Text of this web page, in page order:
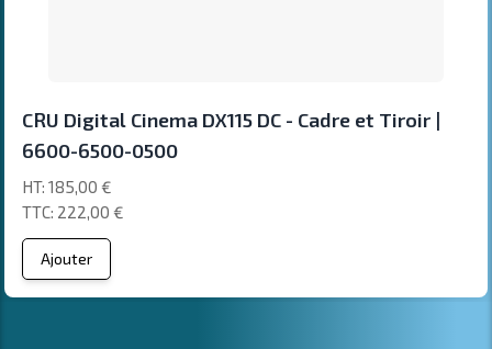
CRU Digital Cinema DX115 DC - Cadre et Tiroir |
6600-6500-0500
222,00 €
185,00 €
Ajouter